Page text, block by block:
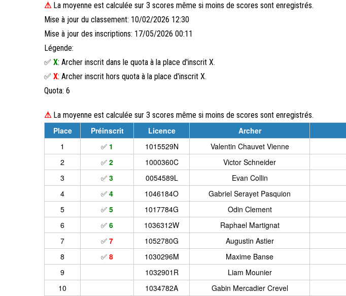
⚠La moyenne est calculée sur 3 scores même si moins de scores sont enregistrés.
Mise à jour du classement: 10/02/2026 12:30
Mise à jour des inscriptions: 17/05/2026 00:11
Légende:
✅ X: Archer inscrit dans le quota à la place d'inscrit X.
✅ X: Archer inscrit hors quota à la place d'inscrit X.
Quota: 6
⚠La moyenne est calculée sur 3 scores même si moins de scores sont enregistrés.
Place Préinscrit Licence Archer
1
✅ 1 1015529N Valentin Chauvet Vienne
2
✅ 2 1000360C Victor Schneider
3
✅ 3 0054589L Evan Collin
4
✅ 4 1046184O Gabriel Serayet Pasquion
5
✅ 5 1017784G Odin Clement
6
✅ 6 1036312W Raphael Martignat
7
✅ 7 1052780G Augustin Astier
8
✅ 8 1030296M Maxime Banse
9
1032901R Liam Mounier
10
1034782A Gabin Mercadier Crevel